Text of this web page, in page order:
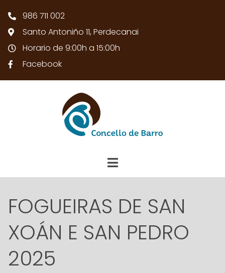
986 711 002
Santo Antoniño 11, Perdecanai
Horario de 9:00h a 15:00h
Facebook
FOGUEIRAS DE SAN
XOÁN E SAN PEDRO
2025